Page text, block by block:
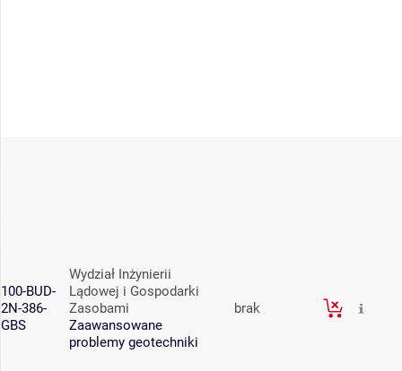
100-BUD-
2N-386-
GBS
Wydział Inżynierii
Lądowej i Gospodarki
Zasobami
Zaawansowane
problemy geotechniki
brak